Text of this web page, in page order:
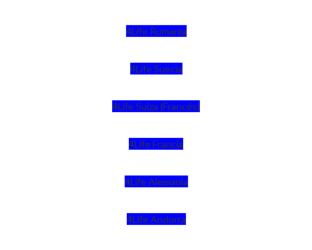
4Life Rumania
4Life Suecia
4Life Suiza (Francés)
4Life Francia
4Life Alemania
4Life Andorra